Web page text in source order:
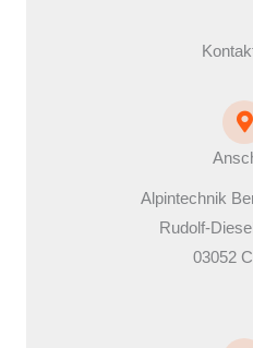
Alpintechnik
Rudolf-
03052